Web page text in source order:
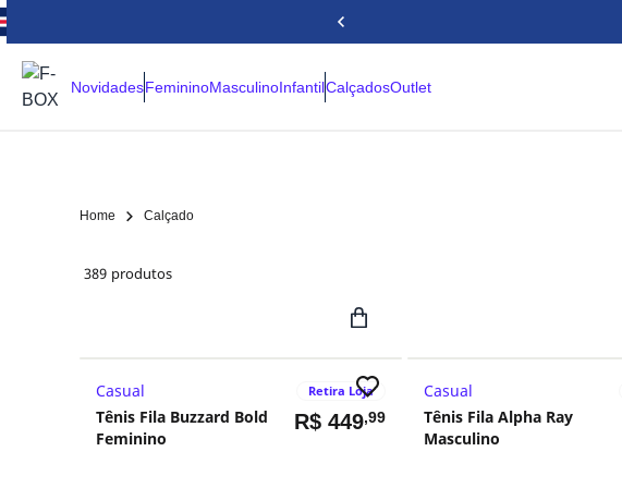
NovidadesFemininoMasculinoInfantilCalçadosOutlet
Home Calçado
389 produtos
Casual Retira Loja
Tênis Fila Buzzard Bold
Feminino
R$ 449,99
Casual
Tênis Fila Alpha Ray
Masculino